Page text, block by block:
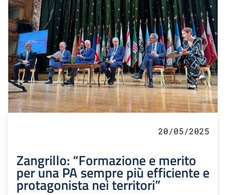
20/05/2025
Zangrillo: “Formazione e merito
per una PA sempre più efficiente e
protagonista nei territori”